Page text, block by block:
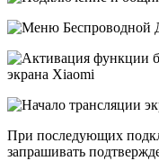
При последующих
запрашивать